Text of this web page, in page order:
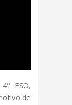
ESO,
de